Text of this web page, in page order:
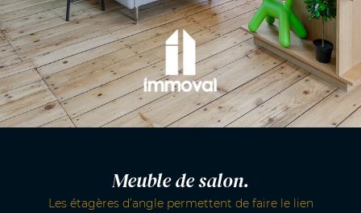
Meuble de salon.
Les étagères d’angle permettent de faire le lien